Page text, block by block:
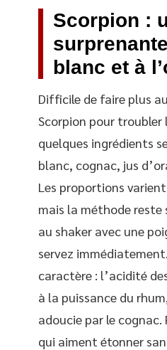
Scorpion :
blanc et à
Difficile de faire plus
Scorpion pour troubler
quelques ingrédients
blanc, cognac, jus
Les proportions
mais la méthode reste
au shaker avec une
servez
caractère : l’acidité
à la puissance du
adoucie par le
qui aiment étonner